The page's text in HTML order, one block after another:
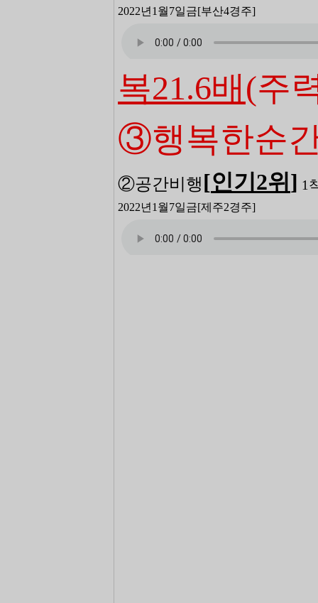
2022년1월7일금[부산4경주]
복21.6배(주
③행복한순
②공간비행[인기2위 ] 1
2022년1월7일금[제주2경주]